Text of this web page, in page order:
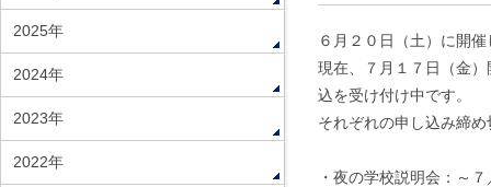
６月２０日（土）に開
現在、７月１７日（金
込を受け付け中です。
それぞれの申し込み締
・夜の学校説明会：～
2025年
2024年
2023年
2022年